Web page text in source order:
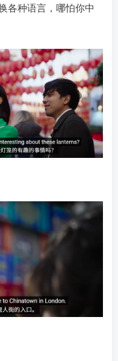
各种语言，哪怕你中